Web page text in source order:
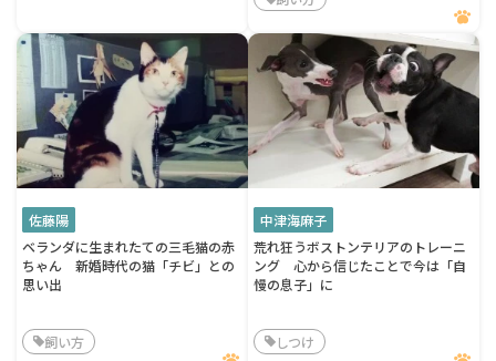
佐藤陽
ベランダに生まれたての三毛猫の赤
ちゃん 新婚時代の猫「チビ」との
思い出
飼い方
中津海麻子
荒れ狂うボストンテリアのトレーニ
ング 心から信じたことで今は「自
慢の息子」に
しつけ